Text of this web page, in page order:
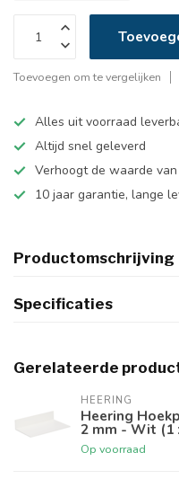
Toevoegen om te vergelijken
Alles uit voorraad
Altijd snel geleverd
Verhoogt de waarde
10 jaar garantie, lange
Productomschrijving
Specificaties
Gerelateerde
HEERING
Heering
2 mm - Wit (1
Op voorraad